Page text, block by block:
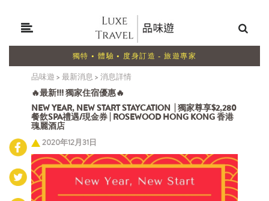
獨特 • 體驗 • 度身訂造 - 旅遊專家
品味遊 >最新消息 >消息詳情
🔥最新!!! 獨家住宿優惠🔥
NEW YEAR, NEW START STAYCATION | 獨家尊享$2,280
餐飲SPA禮遇/現金券 | ROSEWOOD HONG KONG 香港
瑰麗酒店
2020年12月31日